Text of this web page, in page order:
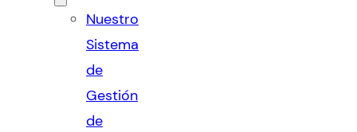
Nuestro
Sistema
de
Gestión
de